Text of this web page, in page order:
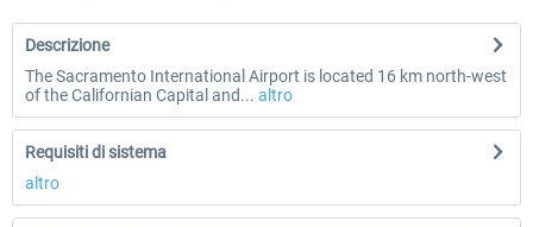
Descrizione
The Sacramento International Airport is located 16 km north-west
of the Californian Capital and... altro
Requisiti di sistema
altro